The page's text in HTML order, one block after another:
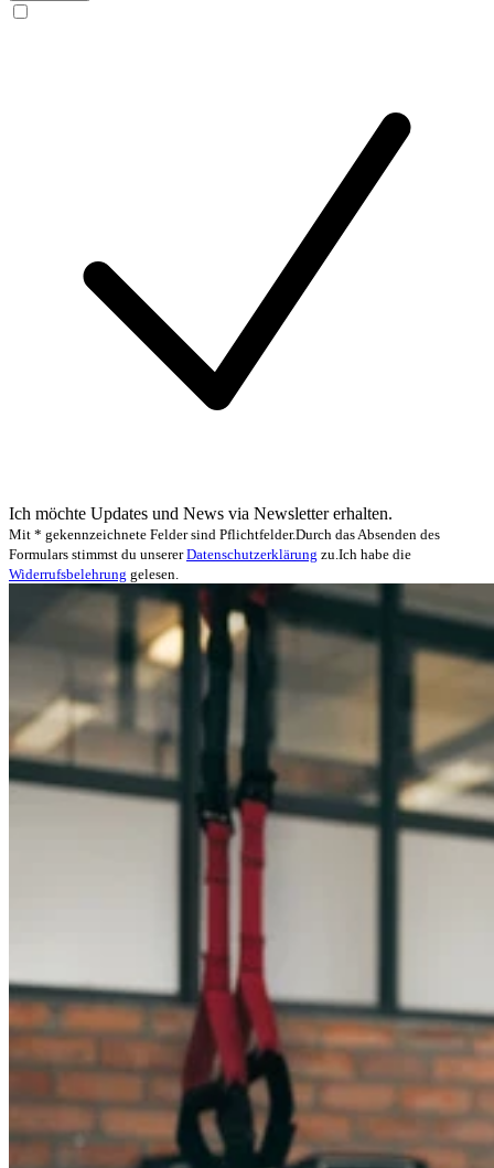
Ich möchte Updates und News via Newsletter erhalten.
Mit * gekennzeichnete Felder sind Pflichtfelder.Durch das Absenden des
Formulars stimmst du unserer Datenschutzerklärung zu.Ich habe die
Widerrufsbelehrung gelesen.